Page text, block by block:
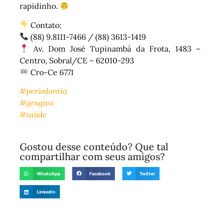
rapidinho.
Contato:
(88) 9.8111-7466 / (88) 3613-1419
Av. Dom José Tupinambá da Frota, 1483 –
Centro, Sobral/CE – 62010-293
Cro-Ce 6771
#periodontia
#gengiva
#saúde
Gostou desse conteúdo? Que tal
compartilhar com seus amigos?
WhatsApp Facebook Twitter
LinkedIn